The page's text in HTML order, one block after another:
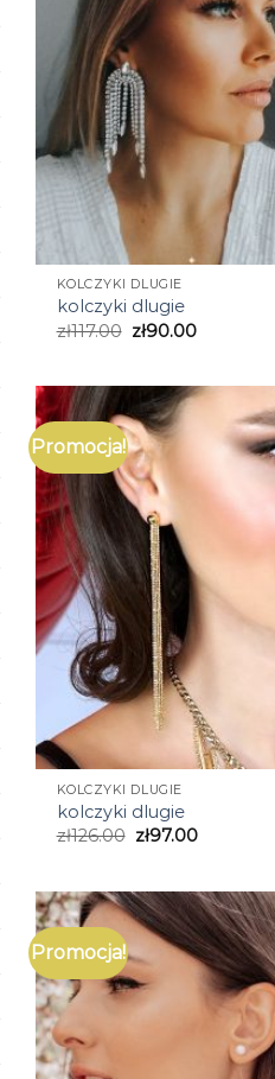
KOLCZYKI DLUGIE
kolczyki dlugie
zł117.00 zł90.00
Promocja!
KOLCZYKI DLUGIE
kolczyki dlugie
zł126.00 zł97.00
Promocja!